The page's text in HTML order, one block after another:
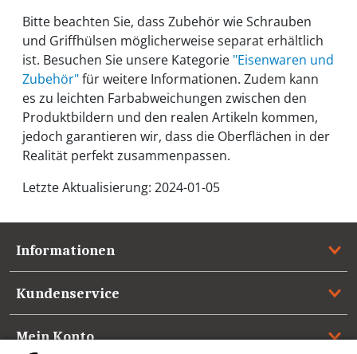
Bitte beachten Sie, dass Zubehör wie Schrauben
und Griffhülsen möglicherweise separat erhältlich
ist. Besuchen Sie unsere Kategorie "Eisenwaren und
Zubehör"für weitere Informationen. Zudem kann
es zu leichten Farbabweichungen zwischen den
Produktbildern und den realen Artikeln kommen,
jedoch garantieren wir, dass die Oberflächen in der
Realität perfekt zusammenpassen.
Letzte Aktualisierung: 2024-01-05
Informationen
Kundenservice
Mein Konto